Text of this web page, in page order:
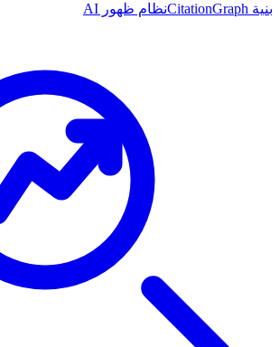
بنية CitationGraph نظام ظهور AI